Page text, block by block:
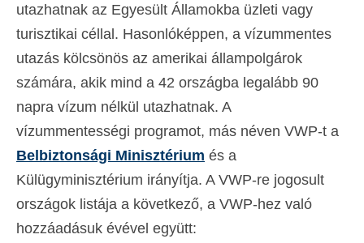
Ελληνικά Görög
עברית(Héber)
Italiano(Olasz)
日本語( Japán)
한국어(Koreai)
Norvég bokmål
Polski(Lengyel)
utazhatnak az Egyesült Államokba üzleti vagy
turisztikai céllal. Hasonlóképpen, a vízummentes
utazás kölcsönös az amerikai állampolgárok
számára, akik mind a 42 országba legalább 90
napra vízum nélkül utazhatnak. A
vízummentességi programot, más néven VWP-t a
Belbiztonsági Minisztérium és a
Külügyminisztérium irányítja. A VWP-re jogosult
országok listája a következő, a VWP-hez való
hozzáadásuk évével együtt: